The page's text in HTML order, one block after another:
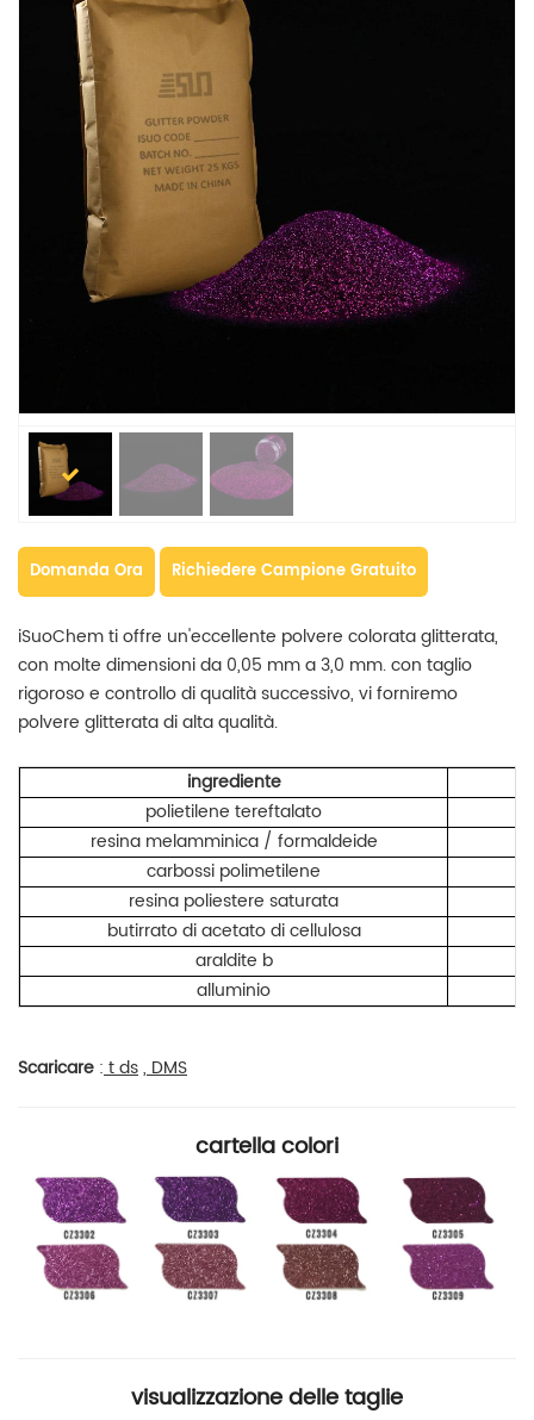
Domanda Ora Richiedere Campione Gratuito
iSuoChem ti offre un'eccellente polvere colorata glitterata,
con molte dimensioni da 0,05 mm a 3,0 mm. con taglio
rigoroso e controllo di qualità successivo, vi forniremo
polvere glitterata di alta qualità.
ingrediente
polietilene tereftalato
resina melamminica / formaldeide
carbossi polimetilene
resina poliestere saturata
butirrato di acetato di cellulosa
araldite b
alluminio
Scaricare :tds,DMS
cartella colori
visualizzazione delle taglie